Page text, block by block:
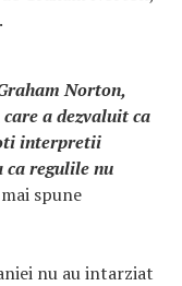
Norton,
a dezvaluit ca
interpretii
ca regulile nu
spune
nu au intarziat